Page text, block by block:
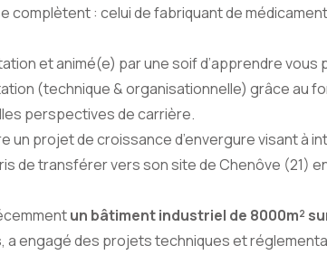
complètent : celui de fabriquant de
et animé(e) par une soif d’apprendre
(technique & organisationnelle) grâce au
perspectives de carrière.
un projet de croissance d’envergure visant à
de transférer vers son site de Chenôve (21)
un bâtiment industriel de 8000m²
, a engagé des projets techniques et